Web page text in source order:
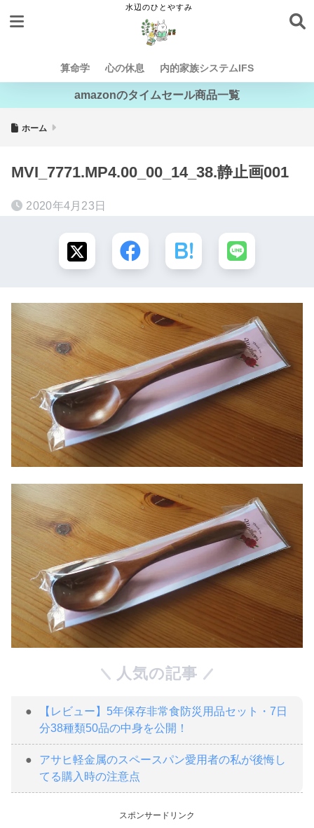
算命学 心の休息 内的家族システムIFS
amazonのタイムセール商品一覧
ホーム
MVI_7771.MP4.00_00_14_38.静止画001
2020年4月23日
人気の記事
【レビュー】5年保存非常食防災用品セット・7日
分38種類50品の中身を公開！
アサヒ軽金属のスペースパン愛用者の私が後悔し
てる購入時の注意点
スポンサードリンク